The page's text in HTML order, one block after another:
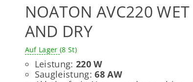
NOATON AVC220 WET
AND DRY
Auf Lager (8 St)
Leistung: 220 W
Saugleistung: 68 AW